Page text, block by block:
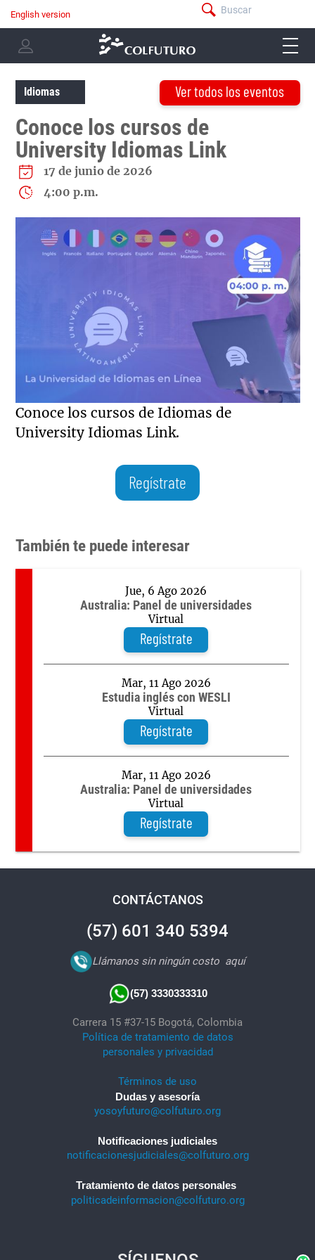
Pasar
contenido
principal
menú
barra
superior
English version Buscar
principal
menu
menu
Idiomas Ver todos los eventos
Conoce los cursos de
University Idiomas Link
17 de junio de 2026
4:00 p.m.
Conoce los cursos de Idiomas de
University Idiomas Link.
Regístrate
También te puede interesar
Jue, 6 Ago 2026
Australia: Panel de universidades
Virtual
Regístrate
Mar, 11 Ago 2026
Estudia inglés con WESLI
Virtual
Regístrate
Mar, 11 Ago 2026
Australia: Panel de universidades
Virtual
Regístrate
CONTÁCTANOS
(57) 601 340 5394
Llámanos sin ningún costo aquí
(57) 3330333310
Carrera 15 #37-15 Bogotá, Colombia
Política de tratamiento de datos
personales y privacidad
Términos de uso
Dudas y asesoría
yosoyfuturo@colfuturo.org
Notificaciones judiciales
notificacionesjudiciales@colfuturo.org
Tratamiento de datos personales
politicadeinformacion@colfuturo.org